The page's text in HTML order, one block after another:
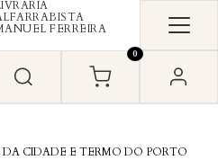
FERREIRA
0
DA CIDADE E TERMO DO PORTO